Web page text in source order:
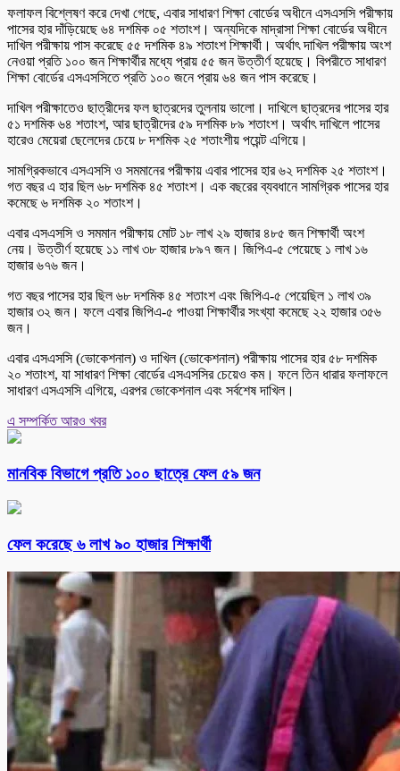
ফলাফল বিশ্লেষণ করে দেখা গেছে, এবার সাধারণ শিক্ষা বোর্ডের অধীনে এসএসসি পরীক্ষায়
পাসের হার দাঁড়িয়েছে ৬৪ দশমিক ০৫ শতাংশ। অন্যদিকে মাদ্রাসা শিক্ষা বোর্ডের অধীনে
দাখিল পরীক্ষায় পাস করেছে ৫৫ দশমিক ৪৯ শতাংশ শিক্ষার্থী। অর্থাৎ দাখিল পরীক্ষায় অংশ
নেওয়া প্রতি ১০০ জন শিক্ষার্থীর মধ্যে প্রায় ৫৫ জন উত্তীর্ণ হয়েছে। বিপরীতে সাধারণ
শিক্ষা বোর্ডের এসএসসিতে প্রতি ১০০ জনে প্রায় ৬৪ জন পাস করেছে।
দাখিল পরীক্ষাতেও ছাত্রীদের ফল ছাত্রদের তুলনায় ভালো। দাখিলে ছাত্রদের পাসের হার
৫১ দশমিক ৬৪ শতাংশ, আর ছাত্রীদের ৫৯ দশমিক ৮৯ শতাংশ। অর্থাৎ দাখিলে পাসের
হারেও মেয়েরা ছেলেদের চেয়ে ৮ দশমিক ২৫ শতাংশীয় পয়েন্ট এগিয়ে।
সামগ্রিকভাবে এসএসসি ও সমমানের পরীক্ষায় এবার পাসের হার ৬২ দশমিক ২৫ শতাংশ।
গত বছর এ হার ছিল ৬৮ দশমিক ৪৫ শতাংশ। এক বছরের ব্যবধানে সামগ্রিক পাসের হার
কমেছে ৬ দশমিক ২০ শতাংশ।
এবার এসএসসি ও সমমান পরীক্ষায় মোট ১৮ লাখ ২৯ হাজার ৪৮৫ জন শিক্ষার্থী অংশ
নেয়। উত্তীর্ণ হয়েছে ১১ লাখ ৩৮ হাজার ৮৯৭ জন। জিপিএ-৫ পেয়েছে ১ লাখ ১৬
হাজার ৬৭৬ জন।
গত বছর পাসের হার ছিল ৬৮ দশমিক ৪৫ শতাংশ এবং জিপিএ-৫ পেয়েছিল ১ লাখ ৩৯
হাজার ৩২ জন। ফলে এবার জিপিএ-৫ পাওয়া শিক্ষার্থীর সংখ্যা কমেছে ২২ হাজার ৩৫৬
জন।
এবার এসএসসি (ভোকেশনাল) ও দাখিল (ভোকেশনাল) পরীক্ষায় পাসের হার ৫৮ দশমিক
২০ শতাংশ, যা সাধারণ শিক্ষা বোর্ডের এসএসসির চেয়েও কম। ফলে তিন ধারার ফলাফলে
সাধারণ এসএসসি এগিয়ে, এরপর ভোকেশনাল এবং সর্বশেষ দাখিল।
এ সম্পর্কিত আরও খবর
মানবিক বিভাগে প্রতি ১০০ ছাত্রে ফেল ৫৯ জন
ফেল করেছে ৬ লাখ ৯০ হাজার শিক্ষার্থী